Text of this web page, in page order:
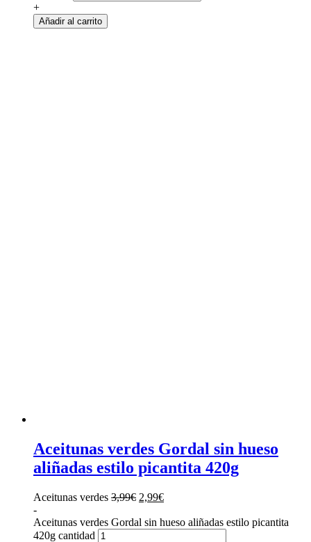
+
Añadir al carrito
Aceitunas verdes Gordal sin hueso
aliñadas estilo picantita 420g
Aceitunas verdes 3,99€ 2,99€
-
Aceitunas verdes Gordal sin hueso aliñadas estilo picantita
420g cantidad